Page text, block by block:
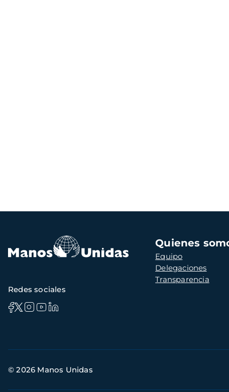
Navegación
principal
Quienes
Equipo
Delegaciones
Transparencia
Redes sociales
de
© 2026 Manos Unidas